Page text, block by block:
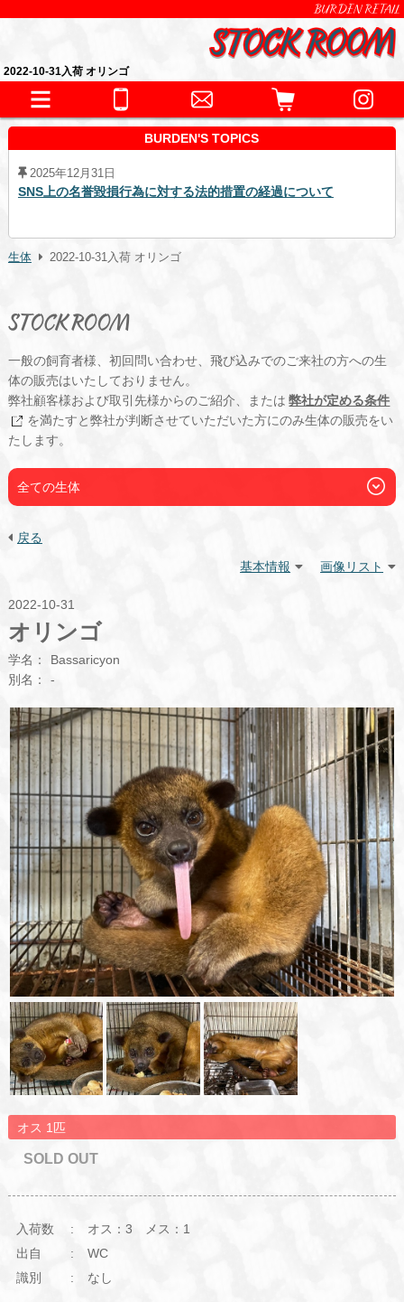
BURDEN RETAIL
2022-10-31入荷 オリンゴ
BURDEN'S TOPICS
2025年12月31日
SNS上の名誉毀損行為に対する法的措置の経過について
生体 2022-10-31入荷 オリンゴ
STOCK ROOM
一般の飼育者様、初回問い合わせ、飛び込みでのご来社の方への生
体の販売はいたしておりません。
弊社顧客様および取引先様からのご紹介、または 弊社が定める条件
を満たすと弊社が判断させていただいた方にのみ生体の販売をい
たします。
全ての生体
戻る
基本情報
画像リスト
2022-10-31
オリンゴ
学名：
Bassaricyon
別名：
-
オス 1匹
SOLD OUT
入荷数
オス：3 メス：1
出自
WC
識別
なし